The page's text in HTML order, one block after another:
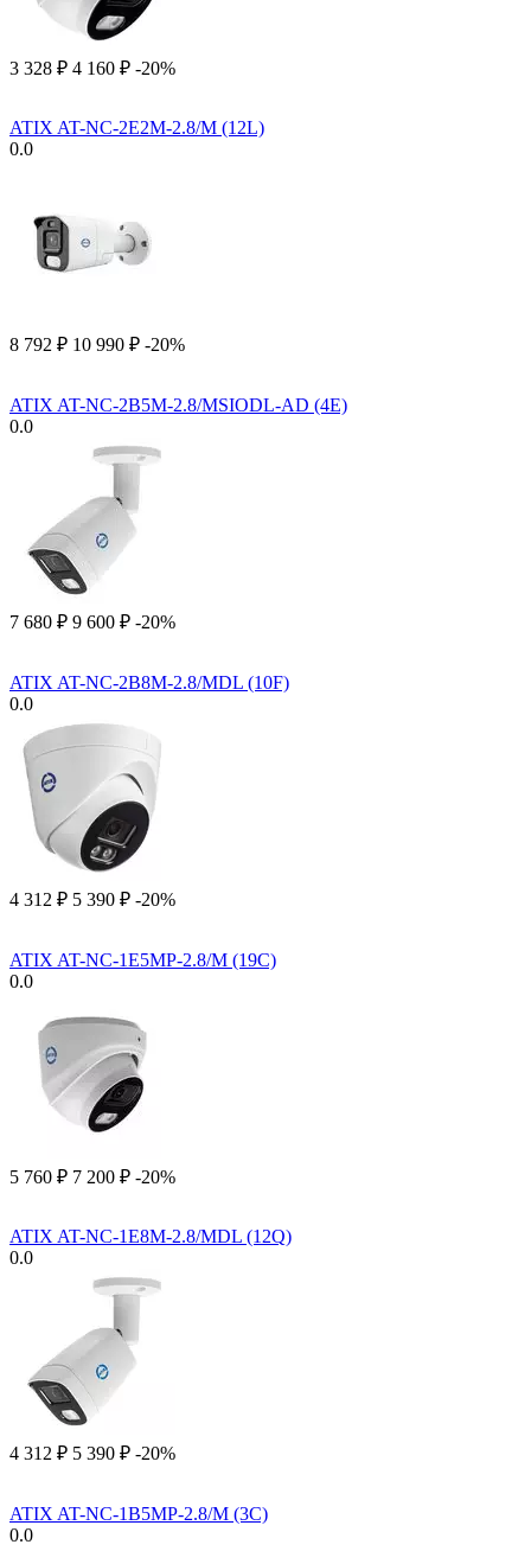
3 328 ₽ 4 160 ₽ -20%
ATIX AT-NC-2E2M-2.8/M (12L)
0.0
8 792 ₽ 10 990 ₽ -20%
ATIX AT-NC-2B5M-2.8/MSIODL-AD (4E)
0.0
7 680 ₽ 9 600 ₽ -20%
ATIX AT-NC-2B8M-2.8/MDL (10F)
0.0
4 312 ₽ 5 390 ₽ -20%
ATIX AT-NC-1E5MP-2.8/M (19C)
0.0
5 760 ₽ 7 200 ₽ -20%
ATIX AT-NC-1E8M-2.8/MDL (12Q)
0.0
4 312 ₽ 5 390 ₽ -20%
ATIX AT-NC-1B5MP-2.8/M (3C)
0.0